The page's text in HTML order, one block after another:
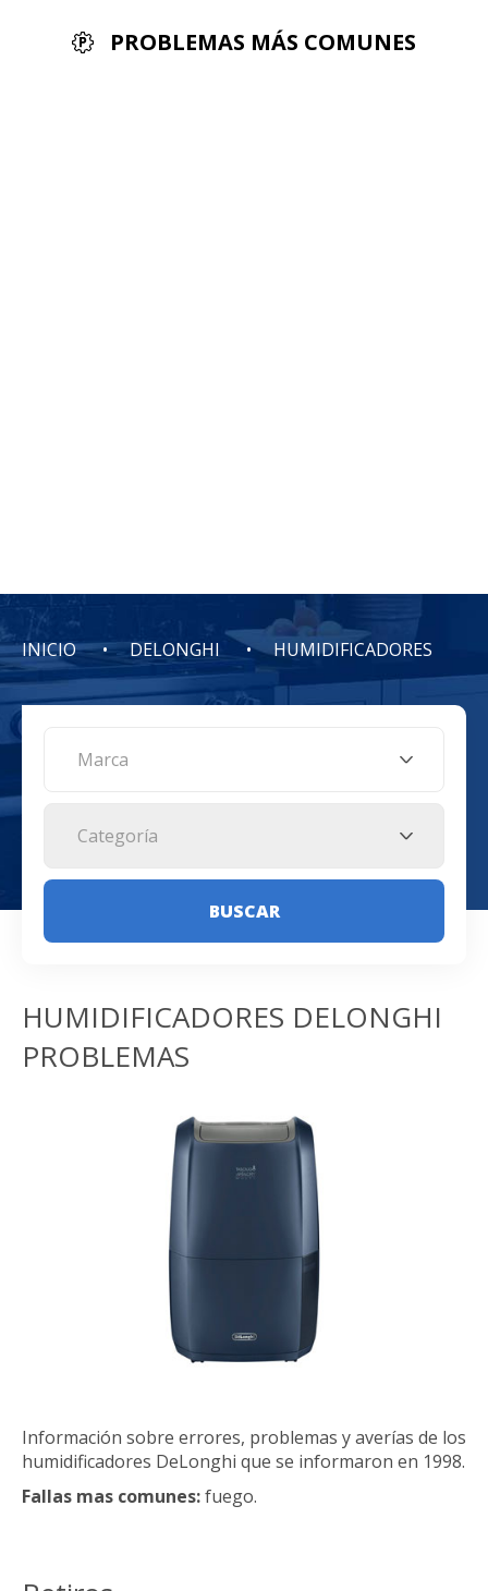
PROBLEMAS MÁS COMUNES
INICIO DELONGHI HUMIDIFICADORES
Marca
Categoría
BUSCAR
HUMIDIFICADORES DELONGHI
PROBLEMAS
Información sobre errores, problemas y averías de los
humidificadores DeLonghi que se informaron en 1998.
Fallas mas comunes:fuego.